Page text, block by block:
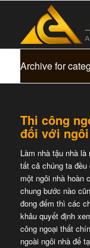
Archive for
Thi công
đối với
Làm nhà tậu nhà
tất cả chúng ta
một ngôi nhà hoàn
chung bước nào
đong đếm thì các
khâu quyết định
công ngoại thất
ngoài ngôi nhà để